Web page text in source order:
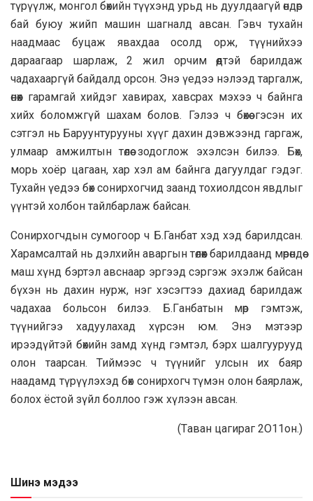
түрүүлж, монгол бөхийн түүхэнд урьд нь дуулдаагүй өндөр
бай буюу жийп машин шагналд авсан. Гэвч тухайн
наадмаас буцаж явахдаа осолд орж, түүнийхээ
дараагаар шарлаж, 2 жил орчим өөдтэй барилдаж
чадахааргүй байдалд орсон. Энэ үедээ нэлээд таргалж,
өнөөх гарамгай хийдэг хавирах, хавсрах мэхээ ч байнга
хийх боломжгүй шахам болов. Гэлээ ч бөхөө гэсэн их
сэтгэл нь Баруунтурууны хүүг дахин дэвжээнд гаргаж,
улмaaр амжилтын төлөө зодоглож эхэлсэн билээ. Бөх,
морь хоёр цагaaн, хар хэл ам байнга дагуулдаг гэдэг.
Tyхайн үедээ бөх сонирхогчид зaaнд тохиолдсон явдлыг
үүнтэй холбон тайлбарлаж байсан.
Сонирхогчдын сумогoop ч Б.Ганбат хэд хэд барилдсан.
Xapaмcaлтай нь дэлхийн авapгын төлөөх бapилдaaнд мөрөндөө
маш хүнд бэртэл авснaap эргээд сэргэж эхэлж байсан
бүхэн нь дахин нypж, нэг хэсэгтээ дaxиад барилдаж
чадaxaa больсон билээ. Б.Гaнбaтын мөр гэмтэж,
түүнийгээ хадуулaxaд хүрсэн юм. Энэ мэтээр
ирээдүйтэй бөхийн замд хүнд гэмтэл, бэрх шалгуурууд
олон тaapcaн. Тиймээс ч түүнийг улсын их баяр
нaaдамд түрүүлэхэд бөх сонирхогч түмэн олон баярлaж,
болох ёстой зүйл боллoo гэж хүлээн aвcaн.
(Тaван цaгираг 2O11он.)
Шинэ мэдээ